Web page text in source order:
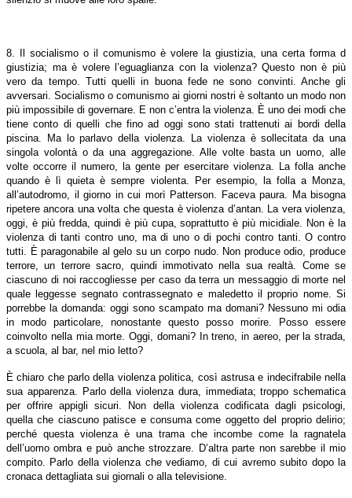
8. Il socialismo o il comunismo è volere la giustizia, una certa forma d
giustizia; ma è volere l’eguaglianza con la violenza? Questo non è più
vero da tempo. Tutti quelli in buona fede ne sono convinti. Anche gli
avversari. Socialismo o comunismo ai giorni nostri è soltanto un modo non
più impossibile di governare. E non c’entra la violenza. È uno dei modi che
tiene conto di quelli che fino ad oggi sono stati trattenuti ai bordi della
piscina. Ma lo parlavo della violenza. La violenza è sollecitata da una
singola volontà o da una aggregazione. Alle volte basta un uomo, alle
volte occorre il numero, la gente per esercitare violenza. La folla anche
quando è lì quieta è sempre violenta. Per esempio, la folla a Monza,
all’autodromo, il giorno in cui morì Patterson. Faceva paura. Ma bisogna
ripetere ancora una volta che questa è violenza d’antan. La vera violenza,
oggi, è più fredda, quindi è più cupa, soprattutto è più micidiale. Non è la
violenza di tanti contro uno, ma di uno o di pochi contro tanti. O contro
tutti. È paragonabile al gelo su un corpo nudo. Non produce odio, produce
terrore, un terrore sacro, quindi immotivato nella sua realtà. Come se
ciascuno di noi raccogliesse per caso da terra un messaggio di morte nel
quale leggesse segnato contrassegnato e maledetto il proprio nome. Si
porrebbe la domanda: oggi sono scampato ma domani? Nessuno mi odia
in modo particolare, nonostante questo posso morire. Posso essere
coinvolto nella mia morte. Oggi, domani? In treno, in aereo, per la strada,
a scuola, al bar, nel mio letto?
È chiaro che parlo della violenza politica, così astrusa e indecifrabile nella
sua apparenza. Parlo della violenza dura, immediata; troppo schematica
per offrire appigli sicuri. Non della violenza codificata dagli psicologi,
quella che ciascuno patisce e consuma come oggetto del proprio delirio;
perché questa violenza è una trama che incombe come la ragnatela
dell’uomo ombra e può anche strozzare. D’altra parte non sarebbe il mio
compito. Parlo della violenza che vediamo, di cui avremo subito dopo la
cronaca dettagliata sui giornali o alla televisione.